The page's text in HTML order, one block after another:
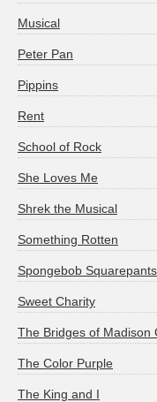
Musical
Peter Pan
Pippins
Rent
School of Rock
She Loves Me
Shrek the Musical
Something Rotten
Spongebob Squarepants
Sweet Charity
The Bridges of Madison
The Color Purple
The King and I